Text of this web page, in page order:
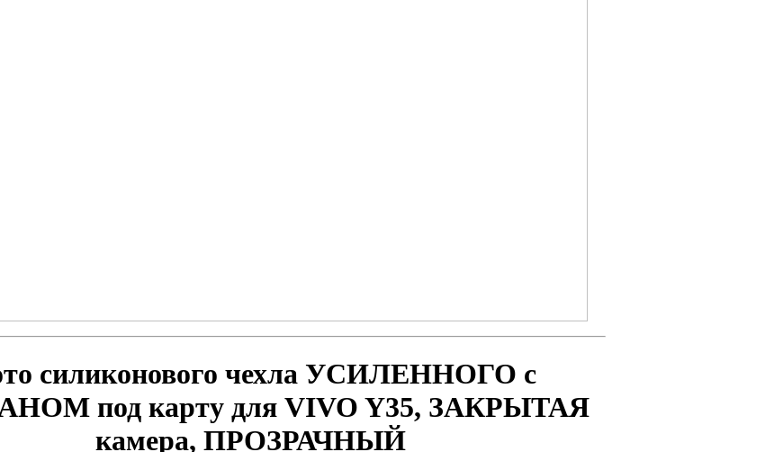
силиконового чехла УСИЛЕННОГО с
под карту для VIVO Y35, ЗАКРЫТАЯ
камера, ПРОЗРАЧНЫЙ